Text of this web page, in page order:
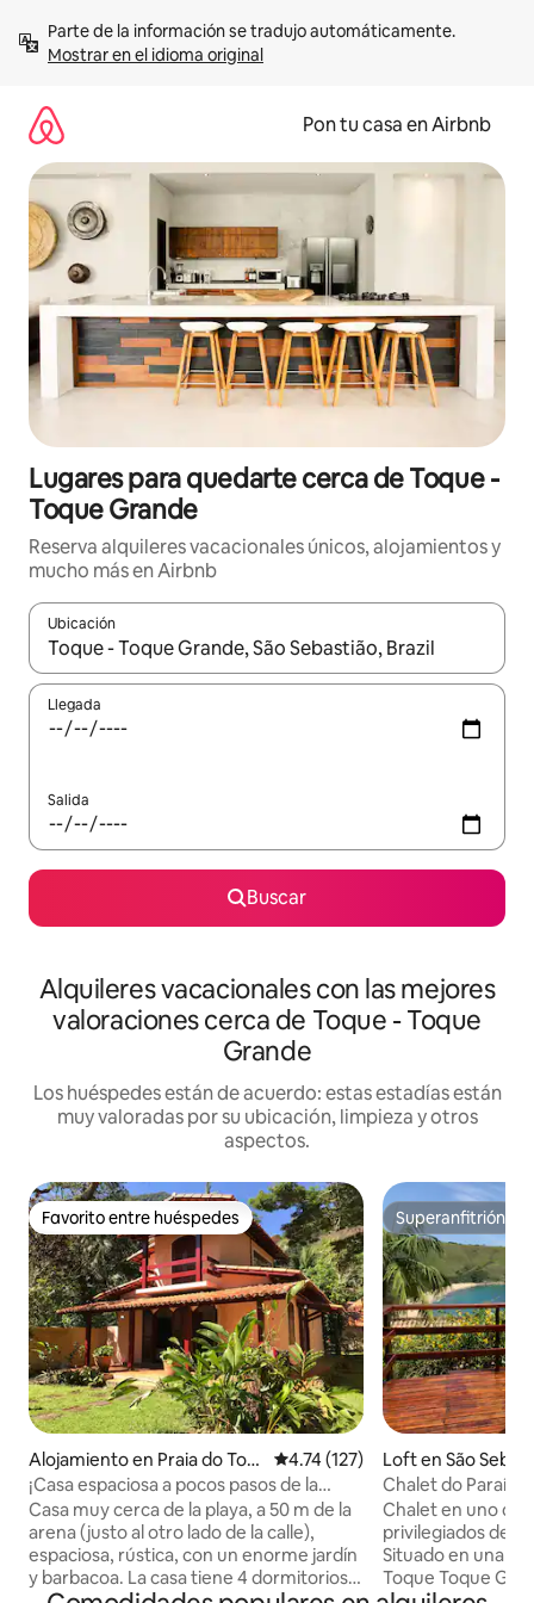
contenidoMostrar en el idioma original
Pon tu casa en Airbnb
Lugares para quedarte cerca de Toque -
Toque Grande
Reserva alquileres vacacionales únicos, alojamientos y
mucho más en Airbnb
Ubicación
Cuando los resultados estén disponibles, navega con las
Llegada
Salida
Buscar
Alquileres vacacionales con las mejores
valoraciones cerca de Toque - Toque
Grande
Los huéspedes están de acuerdo: estas estadías están
muy valoradas por su ubicación, limpieza y otros
aspectos.
Favorito entre huéspedes
Favorito entre huéspedes
Alojamiento en Praia do Toq
ue-Toque Grande
Calificación promedio: 4.74 de
4.74 (127)
¡Casa espaciosa a pocos pasos de la
playa!
Casa muy cerca de la playa, a 50 m de la
arena (justo al otro lado de la calle),
espaciosa, rústica, con un enorme jardín
y barbacoa. La casa tiene 4 dormitorios
Superanfitrión
Superanfitrión
Loft en São
Chalet do Paraíso
Chalet en uno de
privilegiados de
Situado en una
Toque Toque